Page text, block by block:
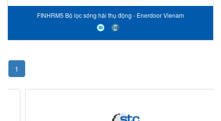
FINHRM5 Bộ lọc sóng hài thụ động - Enerdoor Vienam
1